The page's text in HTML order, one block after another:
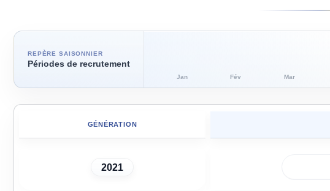
REPÈRE SAISONNIER
Périodes de recrutement
Jan Fév Mar
GÉNÉRATION
2021